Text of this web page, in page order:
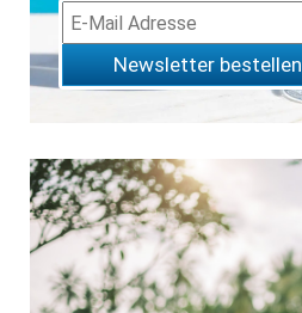
Newsletter bestellen